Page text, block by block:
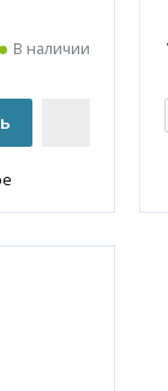
В наличии